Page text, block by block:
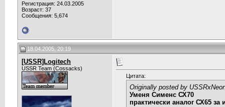
Регистрация: 24.03.2005
Возраст: 37
Сообщения: 5,674
18.04.2005, 20:19
[USSR]Logitech
USSR Team (Cossacks)
Цитата:
Originally posted by
Уменя Сименс СХ70
практически аналог СХ65